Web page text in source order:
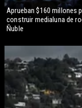
Aprueban $160 millones
construir medialuna de
Ñuble